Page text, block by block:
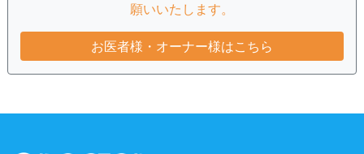
願いいたします。
お医者様・オーナー様はこちら